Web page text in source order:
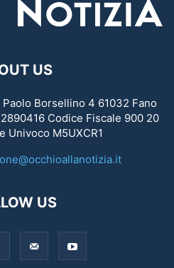
US
Borsellino 4 61032 Fano
Codice Fiscale 900 20
Univoco M5UXCR1
US